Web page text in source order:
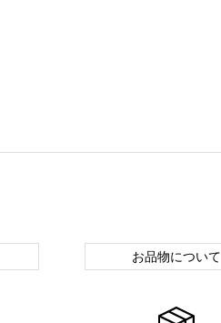
お品物について